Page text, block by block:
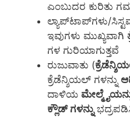
ಎಂಬುದರ ಕುರಿತು
ಲ್ಯಾಪ್‌ಟಾಪ್‌ಗಳು/
ಇವುಗಳು ಮುಖ್ಯವಾಗಿ
ಗಳ ಗುರಿಯಾಗುತ್ತವೆ
ರುಜುವಾತು (
ಕ್ರೆಡೆನ್ಶಿಯಲ್ ಗಳನ್ನು
ದಾಳಿಯ
ಕ್ಲೌಡ್ ಗಳನ್ನು